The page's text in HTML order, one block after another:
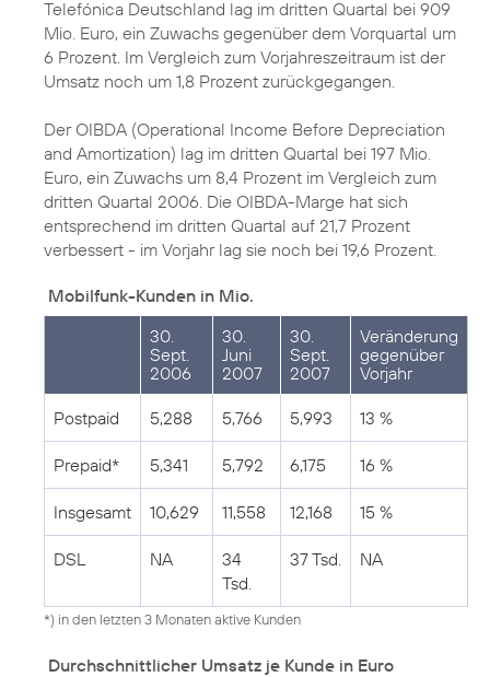
Telefónica Deutschland lag im dritten Quartal bei 909
Mio. Euro, ein Zuwachs gegenüber dem Vorquartal um
6 Prozent. Im Vergleich zum Vorjahreszeitraum ist der
Umsatz noch um 1,8 Prozent zurückgegangen.
Der OIBDA (Operational Income Before Depreciation
and Amortization) lag im dritten Quartal bei 197 Mio.
Euro, ein Zuwachs um 8,4 Prozent im Vergleich zum
dritten Quartal 2006. Die OIBDA-Marge hat sich
entsprechend im dritten Quartal auf 21,7 Prozent
verbessert - im Vorjahr lag sie noch bei 19,6 Prozent.
Mobilfunk-Kunden in Mio.
30.
Sept.
2006
30.
Juni
2007
30.
Sept.
2007
Veränderung
gegenüber
Vorjahr
Postpaid 5,288 5,766 5,993 13 %
Prepaid* 5,341 5,792 6,175 16 %
Insgesamt 10,629 11,558 12,168 15 %
DSL NA
34
Tsd.
37 Tsd. NA
*) in den letzten 3 Monaten aktive Kunden
Durchschnittlicher Umsatz je Kunde in Euro